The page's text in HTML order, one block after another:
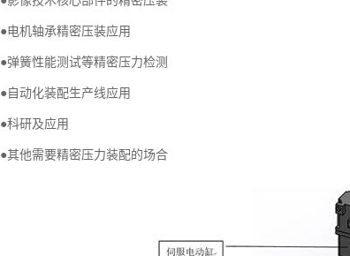
●电机轴承精密压装应用
●弹簧性能测试等精密压力检测
●自动化装配生产线应用
●科研及应用
●其他需要精密压力装配的场合